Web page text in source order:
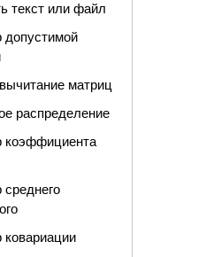
текст или файл
допустимой
матриц
распределение
коэффициента
среднего
ковариации